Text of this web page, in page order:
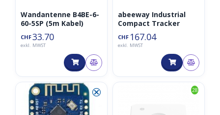
Wandantenne B4BE-6-
60-5SP (5m Kabel)
CHF33.70
exkl. MWST
abeeway Industrial
Compact Tracker
CHF 167.04
exkl. MWST
⮿ 28